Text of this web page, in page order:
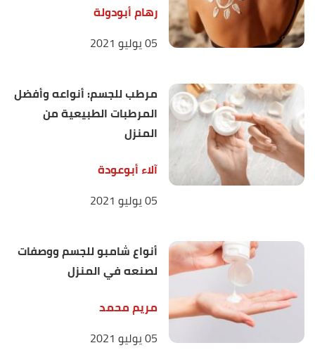
Nourishment Body Lotion", beautycrew.com.au
Retrieved 22/2/2023. Edited.
رهام أبودولة
05 يوليو 2021
مرطب للجسم: أنواعه وأفضل
المرطبات الطبيعية من
المنزل
آلاء أبوعودة
05 يوليو 2021
أنواع شامبو للجسم ووصفات
لصنعه في المنزل
مريم محمد
05 يوليو 2021